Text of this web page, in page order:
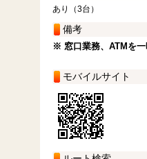
あり（3台）
備考
※ 窓口業務、ATMを一
モバイルサイト